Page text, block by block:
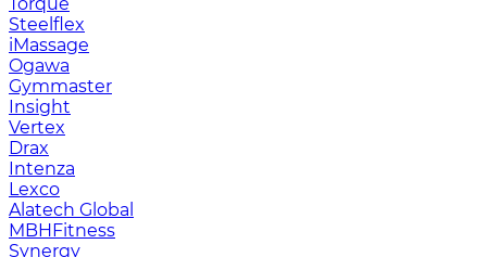
Steelflex
iMassage
Ogawa
Gymmaster
Insight
Vertex
Drax
Intenza
Lexco
Alatech Global
MBHFitness
Synergy